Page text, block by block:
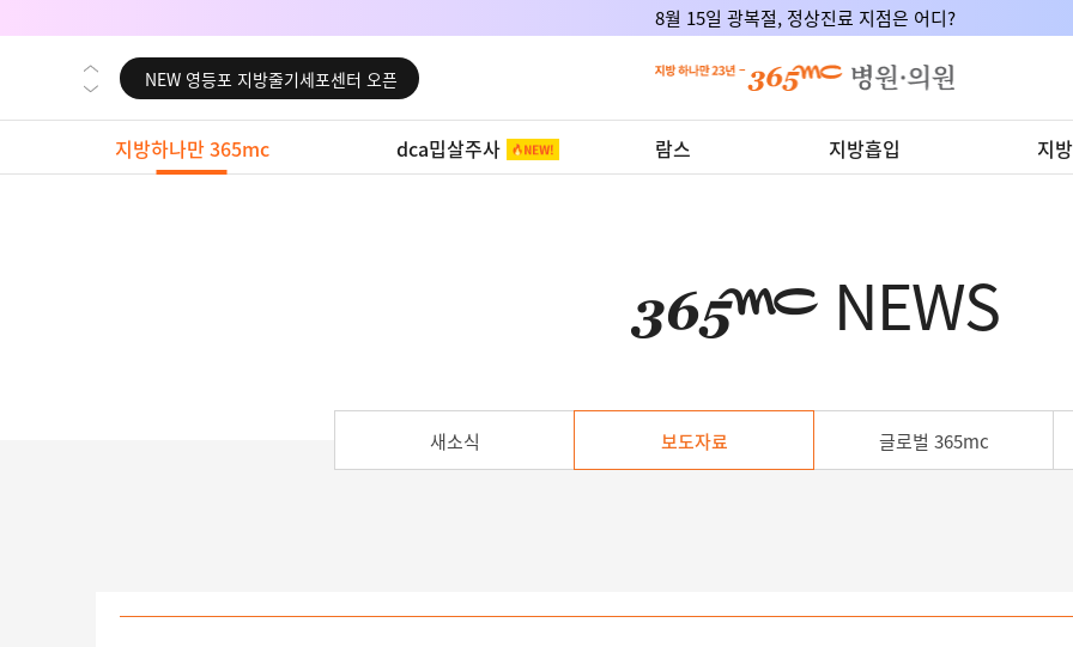
365mc x 서울의대, DCA주사제 임상적응증 공동연구 식약처 승인!
NEW 부산 지방줄기세포센터 오픈
NEW 영등포 지방줄기세포센터 오픈
NEW 교대 지방줄기세포센터 오픈
NEW 대전 지방줄기세포센터 오픈
지방하나만 365mc dca밉살주사 람스 지방흡입 지
NEWS
새소식 보도자료 글로벌 365mc